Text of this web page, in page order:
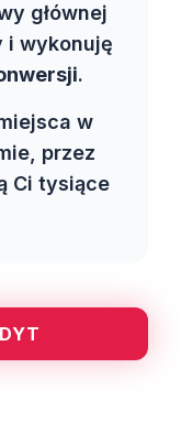
głównej
i wykonuję
.
w
przez
Ci tysiące